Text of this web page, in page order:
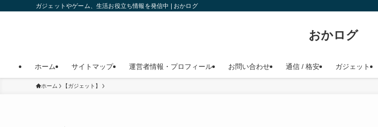
ガジェットやゲーム、生活お役立ち情報を発信中 | おかログ
おかログ
ホーム サイトマップ 運営者情報・プロフィール お問い合わせ 通信 / 格安 ガジェット
ホーム 【ガジェット】